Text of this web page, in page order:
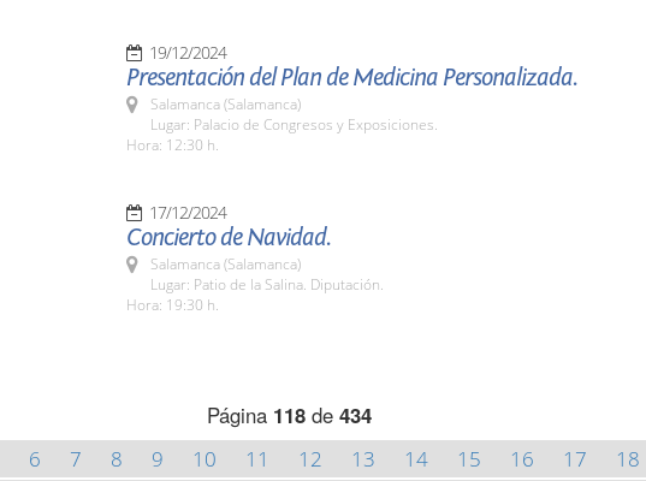
19/12/2024
Presentación del Plan de Medicina Personalizada.
Salamanca (Salamanca)
Lugar: Palacio de Congresos y Exposiciones.
Hora: 12:30 h.
17/12/2024
Concierto de Navidad.
Salamanca (Salamanca)
Lugar: Patio de la Salina. Diputación.
Hora: 19:30 h.
Página 118de 434
6 7 8 9 10 11 12 13 14 15 16 17 18